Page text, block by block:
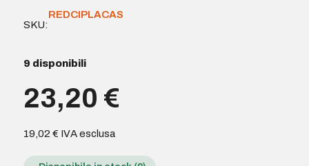
SKU:
REDCIPLACAS
9 disponibili
23,20 €
19,02 € IVA esclusa